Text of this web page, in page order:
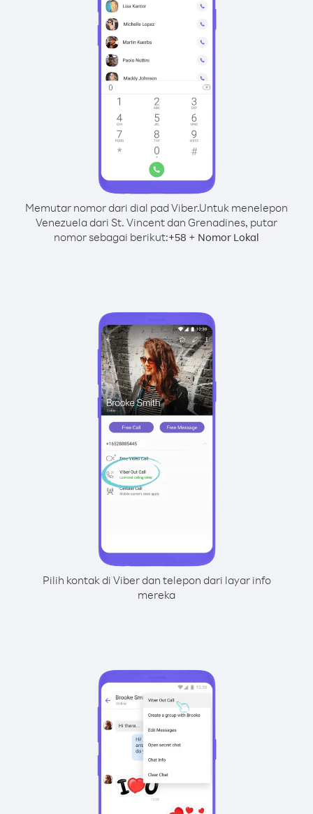
Memutar nomor dari dial pad Viber.Untuk menelepon
Venezuela dari St. Vincent dan Grenadines, putar
nomor sebagai berikut:+58 + Nomor Lokal
Pilih kontak di Viber dan telepon dari layar info
mereka